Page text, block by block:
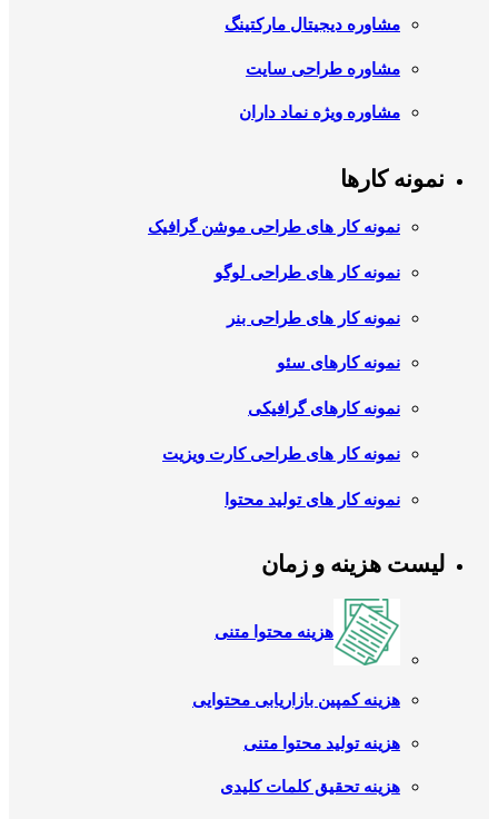
مشاوره دیجیتال مارکتینگ
مشاوره طراحی سایت
مشاوره ویژه نماد داران
نمونه کارها
نمونه کار های طراحی موشن گرافیک
نمونه کار های طراحی لوگو
نمونه کار های طراحی بنر
نمونه کارهای سئو
نمونه کارهای گرافیکی
نمونه کار های طراحی کارت ویزیت
نمونه کار های تولید محتوا
لیست هزینه و زمان
هزینه محتوا متنی
هزینه کمپین بازاریابی محتوایی
هزینه تولید محتوا متنی
هزینه تحقیق کلمات کلیدی